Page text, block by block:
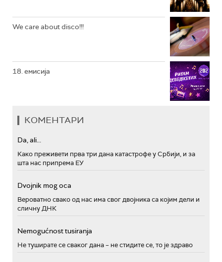
We care about disco!!!
18. емисија
КОМЕНТАРИ
Da, ali...
Како преживети прва три дана катастрофе у Србији, и за
шта нас припрема ЕУ
Dvojnik mog oca
Вероватно свако од нас има свог двојника са којим дели и
сличну ДНК
Nemogućnost tusiranja
Не туширате се сваког дана – не стидите се, то је здраво